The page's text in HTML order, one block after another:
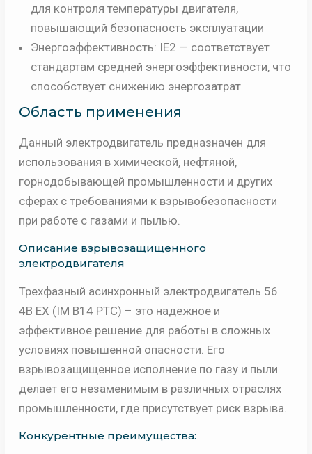
для контроля температуры двигателя,
повышающий безопасность эксплуатации
Энергоэффективность: IE2 — соответствует
стандартам средней энергоэффективности, что
способствует снижению энергозатрат
Область применения
Данный электродвигатель предназначен для
использования в химической, нефтяной,
горнодобывающей промышленности и других
сферах с требованиями к взрывобезопасности
при работе с газами и пылью.
Описание взрывозащищенного
электродвигателя
Трехфазный асинхронный электродвигатель 56
4B EX (IM B14 PTC) – это надежное и
эффективное решение для работы в сложных
условиях повышенной опасности. Его
взрывозащищенное исполнение по газу и пыли
делает его незаменимым в различных отраслях
промышленности, где присутствует риск взрыва.
Конкурентные преимущества: